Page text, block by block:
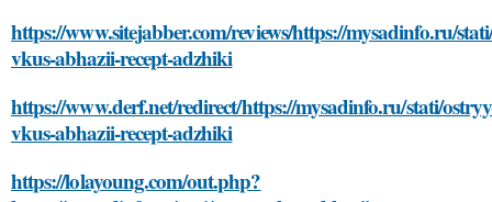
https://www.sitejabber.com/reviews/https://mysadinfo.ru/
vkus-abhazii-recept-adzhiki
https://www.derf.net/redirect/https://mysadinfo.ru/stati/
vkus-abhazii-recept-adzhiki
https://lolayoung.com/out.php?